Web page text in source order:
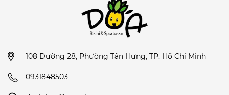
108 Đường 28, Phường Tân Hưng, TP. Hồ Chí Minh
0931848503